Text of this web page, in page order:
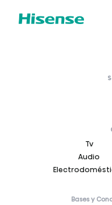
Tv
Audio
Bases y